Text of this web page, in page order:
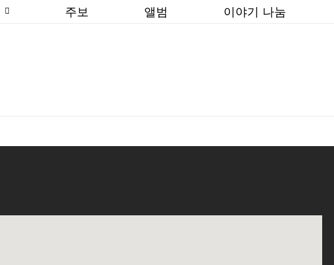
주보 앨범 이야기 나눔